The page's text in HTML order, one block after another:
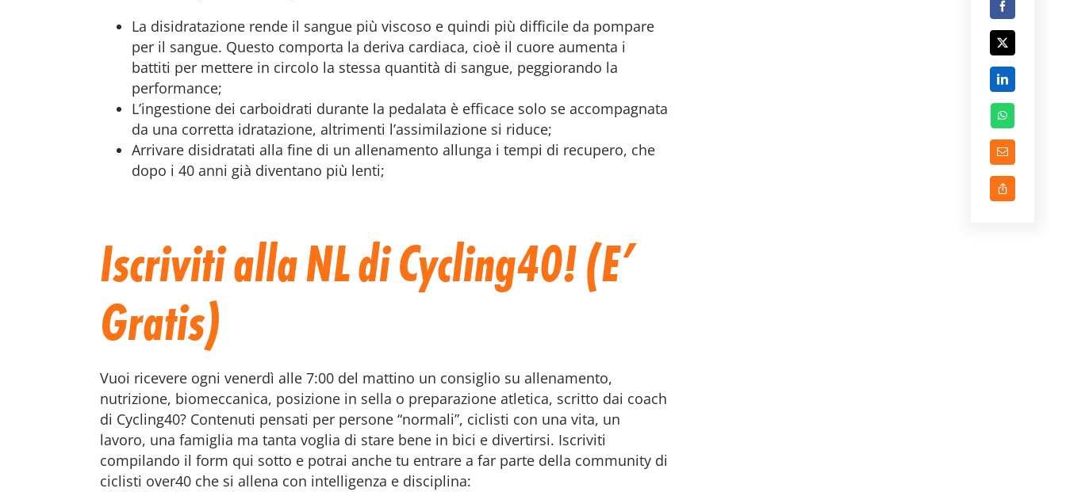
La disidratazione rende il sangue più viscoso e quindi più difficile da pompare
per il sangue. Questo comporta la deriva cardiaca, cioè il cuore aumenta i
battiti per mettere in circolo la stessa quantità di sangue, peggiorando la
performance;
L’ingestione dei carboidrati durante la pedalata è efficace solo se accompagnata
da una corretta idratazione, altrimenti l’assimilazione si riduce;
Arrivare disidratati alla fine di un allenamento allunga i tempi di recupero, che
dopo i 40 anni già diventano più lenti;
Iscriviti alla NL di Cycling40! (E’
Gratis)
Vuoi ricevere ogni venerdì alle 7:00 del mattino un consiglio su allenamento,
nutrizione, biomeccanica, posizione in sella o preparazione atletica, scritto dai coach
di Cycling40? Contenuti pensati per persone “normali”, ciclisti con una vita, un
lavoro, una famiglia ma tanta voglia di stare bene in bici e divertirsi. Iscriviti
compilando il form qui sotto e potrai anche tu entrare a far parte della community di
ciclisti over40 che si allena con intelligenza e disciplina: